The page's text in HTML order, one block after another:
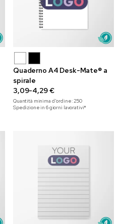
Quaderno A4 Desk-Mate® a
spirale
3,09-4,29 €
Quantità minima d'ordine:250
Spedizione in 6 giorni lavorativi*